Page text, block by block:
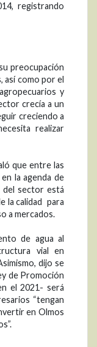
registrando
preocupación
así como por el
y
crecía a un
creciendo a
realizar
que entre las
la agenda de
del sector está
la calidad para
a mercados.
de agua al
vial en
dijo se
de Promoción
el 2021- será
“tengan
en Olmos